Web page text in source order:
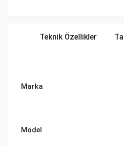
Teknik Özellikler
Marka
Model